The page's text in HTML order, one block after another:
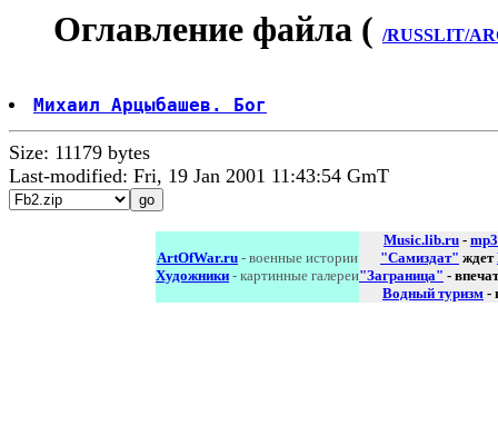
Оглавление файла ( /RUSSLIT/
Михаил Арцыбашев. Бог
Size: 11179 bytes
Last-modified: Fri, 19 Jan 2001 11:43:54 GmT
ArtOfWar.ru - военные истории
Художники - картинные галереи
Music.lib.ru - mp3
"Самиздат" ждет
"Заграница" -
Водный туризм -